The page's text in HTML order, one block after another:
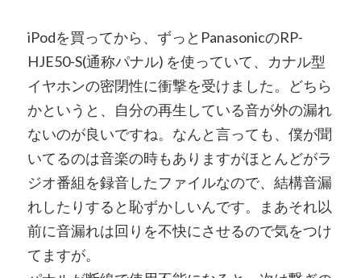
iPodを買ってから、ずっとPanasonicのRP-
HJE50-S(通称パナル) を使っていて、カナル型
イヤホンの密閉性に衝撃を受けました。どちら
かというと、自分の再生している音が外の漏れ
ないのが良いですね。なんと言っても、僕が聞
いてるのは音楽の時もありますがほとんどがラ
ジオ番組を録音したファイルなので、結構音漏
れしたりすると恥ずかしいんです。まあそれ以
前に音漏れは回りを不快にさせるので気をつけ
てますが。